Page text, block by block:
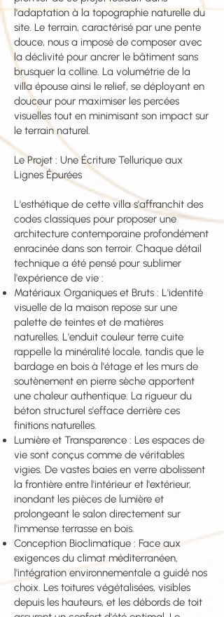
l'adaptation à la topographie naturelle du
site. Le terrain, caractérisé par une pente
douce, nous a imposé de composer avec
la déclivité pour ancrer le bâtiment sans
brusquer la colline. La volumétrie de la
villa épouse ainsi le relief, se déployant en
douceur pour maximiser les percées
visuelles tout en minimisant son impact sur
le terrain naturel.
Le Projet : Une Écriture Tellurique aux
Lignes Épurées
L'esthétique de cette villa s'affranchit des
codes classiques pour proposer une
architecture contemporaine profondément
enracinée dans son terroir. Chaque détail
technique a été pensé pour sublimer
l'expérience de vie :
Matériaux Organiques et Bruts : L'identité
visuelle de la maison repose sur une
palette de teintes et de matières
naturelles. L'enduit couleur terre cuite
rappelle la minéralité locale, tandis que le
bardage en bois à l'étage et les murs de
soutènement en pierre sèche apportent
une chaleur authentique. La rigueur du
béton structurel s'efface derrière ces
finitions naturelles.
Lumière et Transparence : Les espaces de
vie sont conçus comme de véritables
vigies. De vastes baies en verre abolissent
la frontière entre l'intérieur et l'extérieur,
inondant les pièces de lumière et
prolongeant le salon directement sur
l'immense terrasse en bois.
Conception Bioclimatique : Face aux
exigences du climat méditerranéen,
l'intégration environnementale a guidé nos
choix. Les toitures végétalisées, visibles
depuis les hauteurs, et les débords de toit